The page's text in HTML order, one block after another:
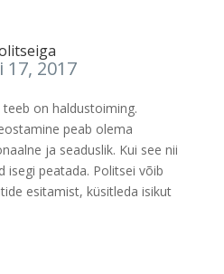
17, 2017
on haldustoiming.
peab olema
ja seaduslik. Kui see nii
isegi peatada. Politsei võib
esitamist, küsitleda isikut